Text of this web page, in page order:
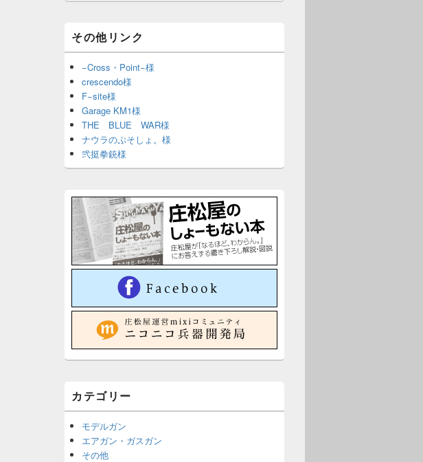
その他リンク
−Cross・Point−様
crescendo様
F−site様
Garage KM1様
THE BLUE WAR様
ナウラのぷそしょ。様
弐挺拳銃様
カテゴリー
モデルガン
エアガン・ガスガン
その他